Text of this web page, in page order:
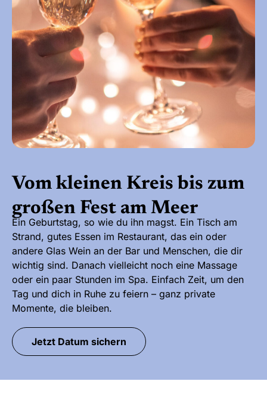
Vom kleinen Kreis bis zum
großen Fest am Meer
Ein Geburtstag, so wie du ihn magst. Ein Tisch am
Strand, gutes Essen im Restaurant, das ein oder
andere Glas Wein an der Bar und Menschen, die dir
wichtig sind. Danach vielleicht noch eine Massage
oder ein paar Stunden im Spa. Einfach Zeit, um den
Tag und dich in Ruhe zu feiern – ganz private
Momente, die bleiben.
Jetzt Datum sichern